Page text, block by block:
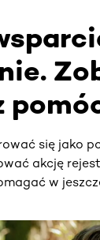
się jako
akcję
w
treści